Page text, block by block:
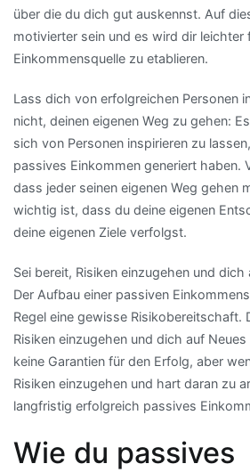
über die du dich gut auskennst. Auf
motivierter sein und es wird dir leichter
Einkommensquelle zu etablieren.
Lass dich von erfolgreichen Personen
nicht, deinen eigenen Weg zu gehen:
sich von Personen inspirieren zu
passives Einkommen generiert haben.
dass jeder seinen eigenen Weg gehen
wichtig ist, dass du deine eigenen
deine eigenen Ziele verfolgst.
Sei bereit, Risiken einzugehen und
Der Aufbau einer passiven
Regel eine gewisse Risikobereitschaft.
Risiken einzugehen und dich auf
keine Garantien für den Erfolg, aber
Risiken einzugehen und hart daran zu
langfristig erfolgreich passives
Wie du passives